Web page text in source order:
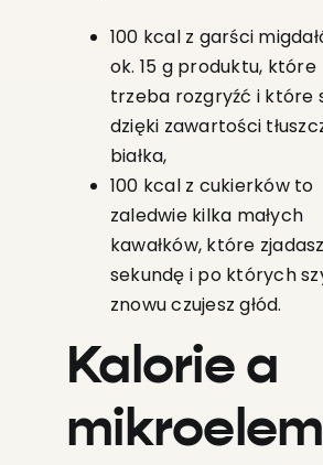
100 kcal z garści
ok. 15 g produktu, które
trzeba rozgryźć i które
dzięki zawartości
białka,
100 kcal z cukierków to
zaledwie kilka małych
kawałków, które
sekundę i po których
znowu czujesz głód.
Kalorie a